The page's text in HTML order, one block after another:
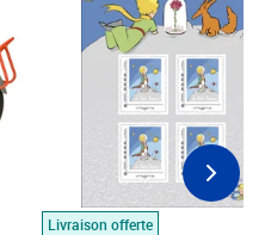
Livraison offerte